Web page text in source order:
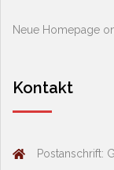
Neue Homepage
Kontakt
Postanschrift: